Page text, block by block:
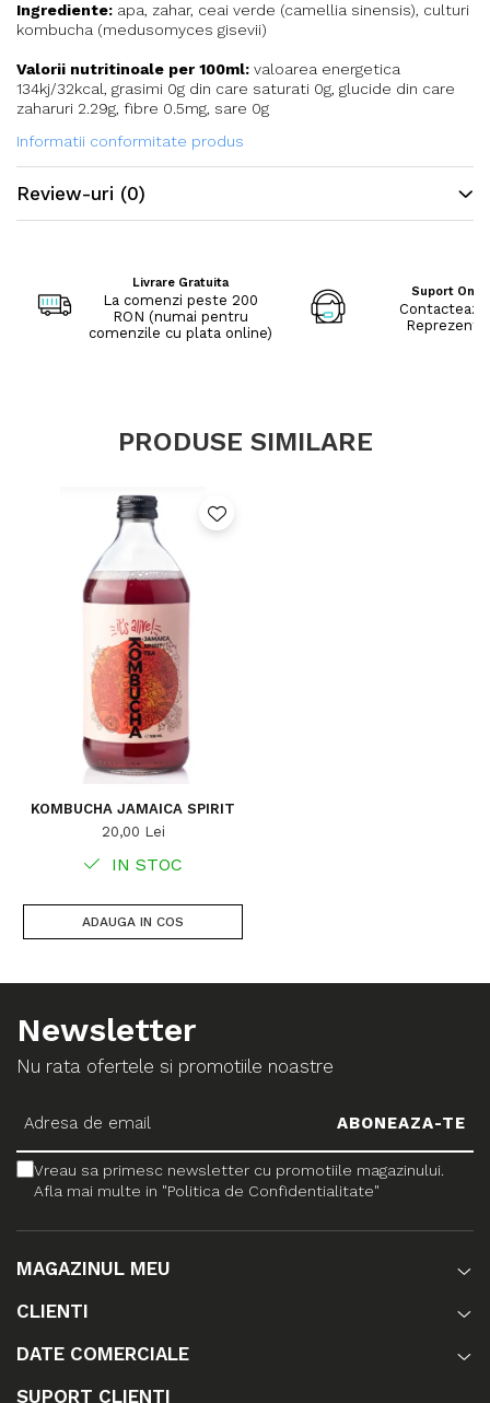
Ingrediente: apa, zahar, ceai verde (camellia sinensis), culturi
kombucha (medusomyces gisevii)
Valorii nutritinoale per 100ml: valoarea energetica
134kj/32kcal, grasimi 0g din care saturati 0g, glucide din care
zaharuri 2.29g, fibre 0.5mg, sare 0g
Informatii conformitate produs
Review-uri (0)
Livrare Gratuita
La comenzi peste 200
RON (numai pentru
comenzile cu plata online)
Suport
Contacteaza
PRODUSE SIMILARE
KOMBUCHA JAMAICA SPIRIT
20,00 Lei
IN STOC
ADAUGA IN COS
Newsletter
Nu rata ofertele si promotiile noastre
Vreau sa primesc newsletter cu promotiile magazinului.
Afla mai multe in "Politica de Confidentialitate"
MAGAZINUL MEU
CLIENTI
DATE COMERCIALE
SUPORT CLIENTI